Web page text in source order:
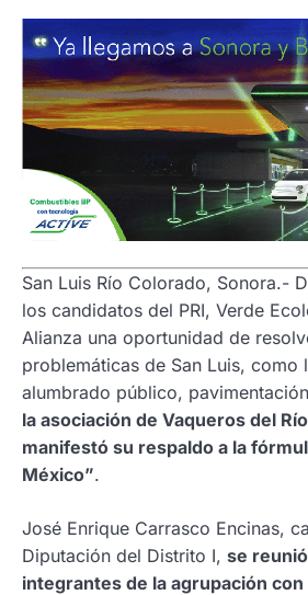
San Luis Río Colorado, Sonora.-
los candidatos del PRI, Verde
Alianza una oportunidad de
problemáticas de San Luis, como
alumbrado público,
la asociación de Vaqueros del
manifestó su respaldo a la
México”.
José Enrique Carrasco Encinas,
Diputación del Distrito I, se
integrantes de la agrupación